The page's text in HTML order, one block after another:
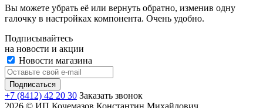
Вы можете убрать её или вернуть обратно, изменив одну
галочку в настройках компонента. Очень удобно.
Подписывайтесь
на новости и акции
Новости магазина
+7 (8412) 42 20 30 Заказать звонок